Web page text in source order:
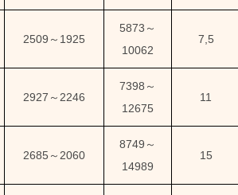
2509 ～ 1925
5873 ～
10062
7,5
2927 ～ 2246
7398 ～
12675
11
2685～ 2060
8749 ～
14989
15